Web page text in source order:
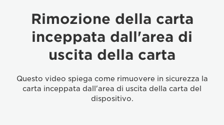
Rimozione della carta
inceppata dall'area di
uscita della carta
Questo video spiega come rimuovere in sicurezza la
carta inceppata dall'area di uscita della carta del
dispositivo.